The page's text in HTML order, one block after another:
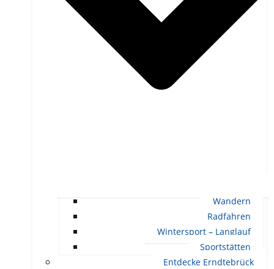
Wandern
Radfahren
Wintersport – Langlauf
Sportstätten
Entdecke Erndtebrück